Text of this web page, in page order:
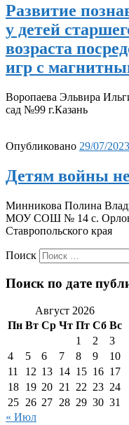
Развитие
у детей
возраста
игр с
Воропаева Эльвира
сад №99 г.Казань
Опубликовано 29/07/2023
Детям войны
Минникова Полина
МОУ СОШ № 14 с.
Ставропольского края
Поиск
Поиск по дате
Август 2026
Пн Вт Ср Чт Пт Сб Вс
1
2
3
4
5 6 7 8 9
10
11
12 13 14 15 16 17
18 19 20 21 22 23 24
25 26 27 28 29 30 31
« Июл